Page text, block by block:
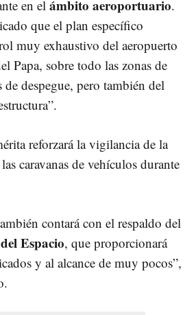
en el ámbito aeroportuario.
que el plan específico
muy exhaustivo del aeropuerto
Papa, sobre todo las zonas de
de despegue, pero también del
reforzará la vigilancia de la
caravanas de vehículos durante
contará con el respaldo del
Espacio, que proporcionará
y al alcance de muy pocos”,